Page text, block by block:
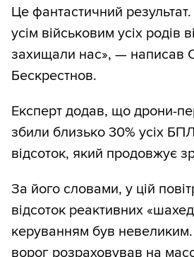
Це фантастичний
усім військовим усіх родів
захищали нас», — написав
Бескрестнов.
Експерт додав, що дрони-
збили близько 30% усіх
відсоток, який продовжує
За його словами, у цій
відсоток реактивних
керуванням був
ворог розраховував на